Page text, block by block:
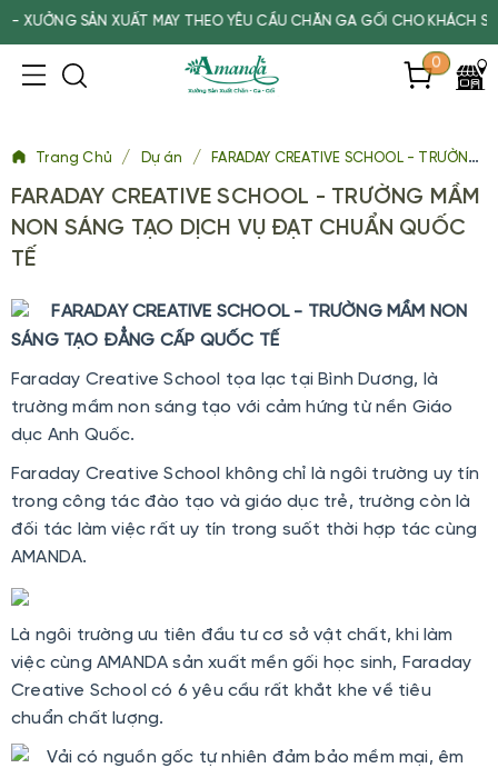
SẢN XUẤT MAY THEO YÊU CẦU CHĂN GA GỐI CHO KHÁCH SẠN,
0
Trang Chủ / Dự án / FARADAY CREATIVE SCHOOL - TRƯỜNG MẦM NON SÁNG TẠO DỊCH VỤ ĐẠT CHUẨN QUỐC TẾ
FARADAY CREATIVE SCHOOL - TRƯỜNG MẦM
NON SÁNG TẠO DỊCH VỤ ĐẠT CHUẨN QUỐC
TẾ
FARADAY CREATIVE SCHOOL - TRƯỜNG MẦM NON
SÁNG TẠO ĐẲNG CẤP QUỐC TẾ
Faraday Creative School tọa lạc tại Bình Dương, là
trường mầm non sáng tạo với cảm hứng từ nền Giáo
dục Anh Quốc.
Faraday Creative School không chỉ là ngôi trường uy tín
trong công tác đào tạo và giáo dục trẻ, trường còn là
đối tác làm việc rất uy tín trong suốt thời hợp tác cùng
AMANDA.
Là ngôi trường ưu tiên đầu tư cơ sở vật chất, khi làm
việc cùng AMANDA sản xuất mền gối học sinh, Faraday
Creative School có 6 yêu cầu rất khắt khe về tiêu
chuẩn chất lượng.
Vải có nguồn gốc tự nhiên đảm bảo mềm mại, êm